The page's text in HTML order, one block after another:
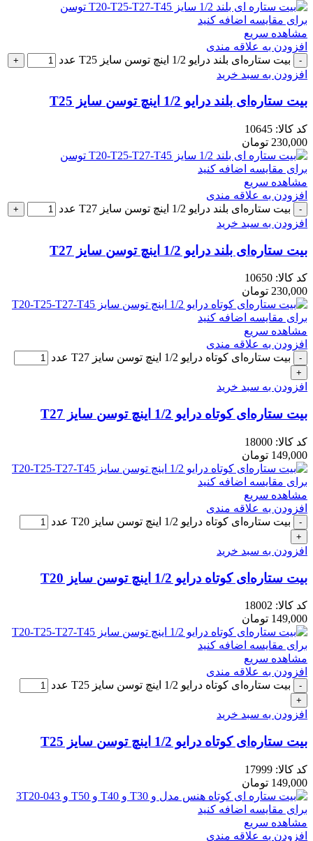
برای مقایسه اضافه کنید
مشاهده سریع
افزودن به علاقه مندی
بیت ستاره‌ای بلند درایو 1/2 اینچ توسن سایز T25 عدد
افزودن به سبد خرید
بیت ستاره‌ای بلند درایو 1/2 اینچ توسن سایز T25
کد کالا: 10645
230,000 تومان
برای مقایسه اضافه کنید
مشاهده سریع
افزودن به علاقه مندی
بیت ستاره‌ای بلند درایو 1/2 اینچ توسن سایز T27 عدد
افزودن به سبد خرید
بیت ستاره‌ای بلند درایو 1/2 اینچ توسن سایز T27
کد کالا: 10650
230,000 تومان
برای مقایسه اضافه کنید
مشاهده سریع
افزودن به علاقه مندی
بیت ستاره‌ای کوتاه درایو 1/2 اینچ توسن سایز T27 عدد
افزودن به سبد خرید
بیت ستاره‌ای کوتاه درایو 1/2 اینچ توسن سایز T27
کد کالا: 18000
149,000 تومان
برای مقایسه اضافه کنید
مشاهده سریع
افزودن به علاقه مندی
بیت ستاره‌ای کوتاه درایو 1/2 اینچ توسن سایز T20 عدد
افزودن به سبد خرید
بیت ستاره‌ای کوتاه درایو 1/2 اینچ توسن سایز T20
کد کالا: 18002
149,000 تومان
برای مقایسه اضافه کنید
مشاهده سریع
افزودن به علاقه مندی
بیت ستاره‌ای کوتاه درایو 1/2 اینچ توسن سایز T25 عدد
افزودن به سبد خرید
بیت ستاره‌ای کوتاه درایو 1/2 اینچ توسن سایز T25
کد کالا: 17999
149,000 تومان
برای مقایسه اضافه کنید
مشاهده سریع
افزودن به علاقه مندی